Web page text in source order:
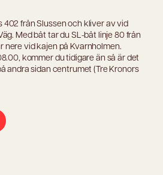
402 från Slussen och kliver av vid
Med båt tar du SL-båt linje 80 från
nere vid kajen på Kvarnholmen.
kommer du tidigare än så är det
andra sidan centrumet (Tre Kronors